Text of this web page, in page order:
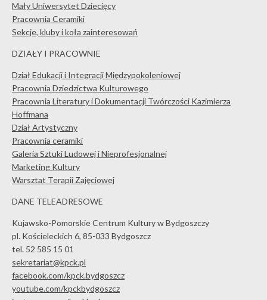
Mały Uniwersytet Dziecięcy
Pracownia Ceramiki
Sekcje, kluby i koła zainteresowań
DZIAŁY I PRACOWNIE
Dział Edukacji i Integracji Międzypokoleniowej
Pracownia Dziedzictwa Kulturowego
Pracownia Literatury i Dokumentacji Twórczości Kazimierza
Hoffmana
Dział Artystyczny
Pracownia ceramiki
Galeria Sztuki Ludowej i Nieprofesjonalnej
Marketing Kultury
Warsztat Terapii Zajęciowej
DANE TELEADRESOWE
Kujawsko-Pomorskie Centrum Kultury w Bydgoszczy
pl. Kościeleckich 6, 85-033 Bydgoszcz
tel. 52 585 15 01
sekretariat@kpck.pl
facebook.com/kpck.bydgoszcz
youtube.com/kpckbydgoszcz